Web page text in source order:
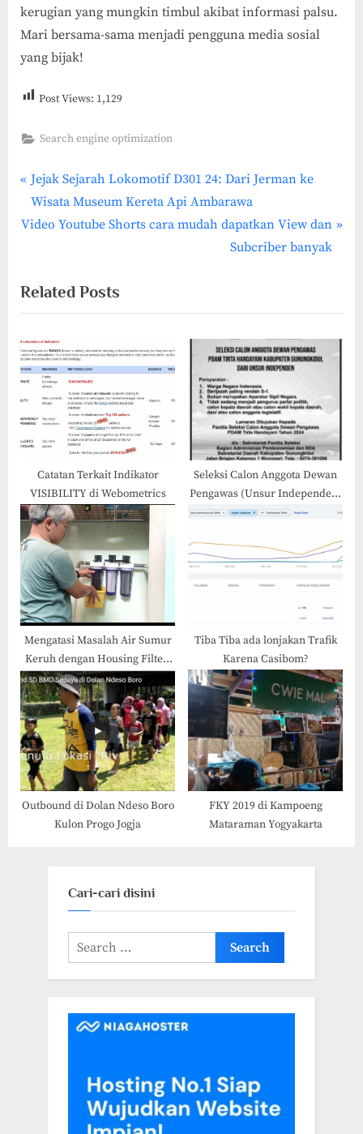
kerugian yang mungkin timbul akibat informasi palsu.
Mari bersama-sama menjadi pengguna media sosial
yang bijak!
Post Views: 1,129
Search engine optimization
Post
navigation
P
r
e
o
u
s
P
t
:
Jejak Sejarah Lokomotif D301 24: Dari Jerman ke
Wisata Museum Kereta Api Ambarawa
N
t
P
o
s
t
:
Video Youtube Shorts cara mudah dapatkan View dan
Subcriber banyak
Related Posts
Catatan Terkait Indikator
VISIBILITY di Webometrics
Seleksi Calon Anggota Dewan
Pengawas (Unsur Independen)
di PDAM Tirta Handayani
Mengatasi Masalah Air Sumur
Keruh dengan Housing Filter:
Solusi Penjernihan Air yang
Efisien
Tiba Tiba ada lonjakan Trafik
Karena Casibom?
Outbound di Dolan Ndeso Boro
Kulon Progo Jogja
FKY 2019 di Kampoeng
Mataraman Yogyakarta
Cari-cari disini
Search
for: